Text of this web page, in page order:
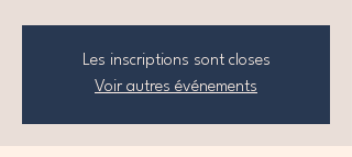
Les inscriptions sont closes
Voir autres événements